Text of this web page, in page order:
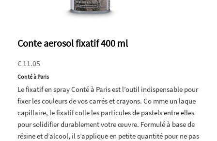
Conte aerosol fixatif 400 ml
€ 11.05
Conté à Paris
Le fixatif en spray Conté à Paris est l’outil indispensable pour
fixer les couleurs de vos carrés et crayons. Co mme un laque
capillaire, le fixatif colle les particules de pastels entre elles
pour solidifier durablement votre œuvre. Formulé à base de
résine et d’alcool, il s’applique en petite quantité pour ne pas